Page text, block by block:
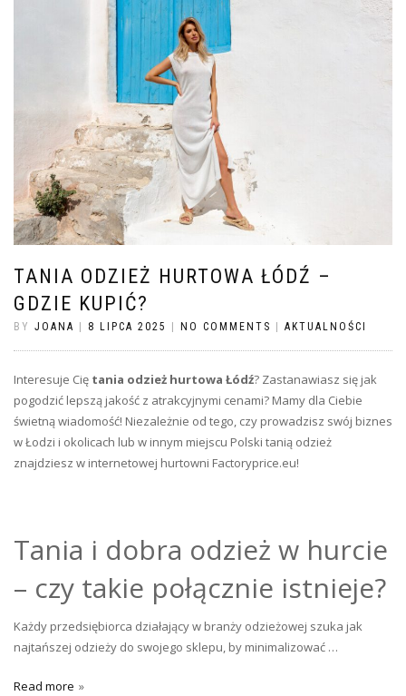
TANIA ODZIEŻ HURTOWA ŁÓDŹ –
GDZIE KUPIĆ?
BY JOANA | 8 LIPCA 2025 | NO COMMENTS | AKTUALNOŚCI
Interesuje Cię tania odzież hurtowa Łódź? Zastanawiasz się jak
pogodzić lepszą jakość z atrakcyjnymi cenami? Mamy dla Ciebie
świetną wiadomość! Niezależnie od tego, czy prowadzisz swój biznes
w Łodzi i okolicach lub w innym miejscu Polski tanią odzież
znajdziesz w internetowej hurtowni Factoryprice.eu!
Tania i dobra odzież w hurcie
– czy takie połącznie istnieje?
Każdy przedsiębiorca działający w branży odzieżowej szuka jak
najtańszej odzieży do swojego sklepu, by minimalizować …
Read more